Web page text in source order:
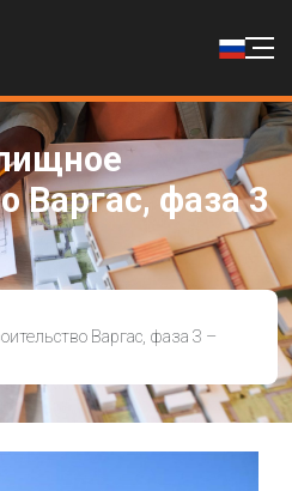
Варгас, фаза 3
Варгас, фаза 3 –